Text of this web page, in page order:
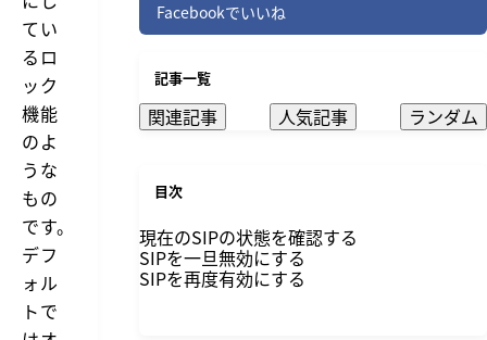
てい
るロ
ック
機能
のよ
うな
もの
です。
デフ
ォル
トで
Facebookでいいね
記事一覧
関連記事 人気記事 ランダム
目次
現在のSIPの状態を確認する
SIPを一旦無効にする
SIPを再度有効にする